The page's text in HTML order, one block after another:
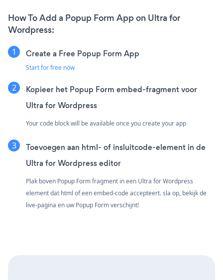
How To Add a Popup Form App on Ultra for
Wordpress:
Create a Free Popup Form App
Start for free now
Kopieer het Popup Form embed-fragment voor
Ultra for Wordpress
Your code block will be available once you create your app
Toevoegen aan html- of insluitcode-element in de
Ultra for Wordpress editor
Plak boven Popup Form fragment in een Ultra for Wordpress
element dat html of een embed-code accepteert. sla op, bekijk de
live-pagina en uw Popup Form verschijnt!